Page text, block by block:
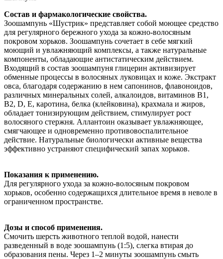
Состав и фармакологические свойства.
Зоошампунь «Шустрик» представляет собой моющее средство
для регулярного бережного ухода за кожно-волосяным
покровом хорьков. Зоошампунь сочетает в себе мягкий
моющий и увлажняющий комплексы, а также натуральные
компоненты, обладающие антистатическим действием.
Входящий в состав зоошампуня глицерин активизирует
обменные процессы в волосяных луковицах и коже. Экстракт
овса, благодаря содержанию в нем сапонинов, флавоноидов,
различных минеральных солей, алкалоидов, витаминов В1,
В2, D, Е, каротина, белка (клейковина), крахмала и жиров,
обладает тонизирующим действием, стимулирует рост
волосяного стержня. Аллантоин оказывает увлажняющее,
смягчающее и одновременно противовоспалительное
действие. Натуральные биологически активные вещества
эффективно устраняют специфический запах хорьков.
Показания к применению.
Для регулярного ухода за кожно-волосяным покровом
хорьков, особенно содержащихся длительное время в неволе в
ограниченном пространстве.
Дозы и способ применения.
Смочить шерсть животного теплой водой, нанести
разведенный в воде зоошампунь (1:5), слегка втирая до
образования пены. Через 1–2 минуты зоошампунь смыть